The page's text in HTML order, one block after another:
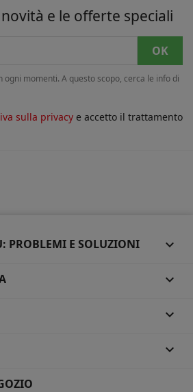
e le offerte speciali
ogni momenti. A questo scopo, cerca le info di
sulla privacy e accetto il trattamento
PROBLEMI E SOLUZIONI 


